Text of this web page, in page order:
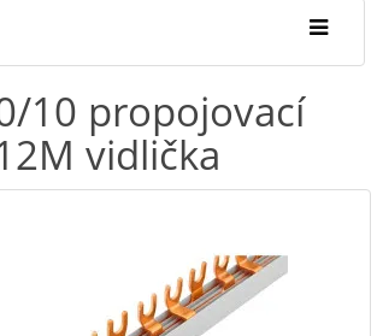
10 propojovací
vidlička